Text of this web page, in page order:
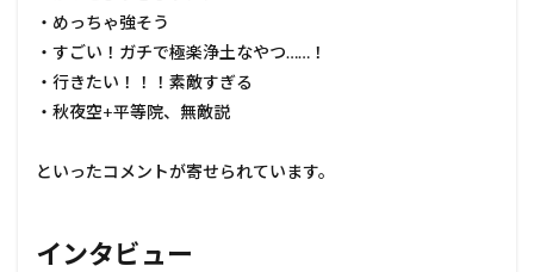
・めっちゃ強そう
・すごい！ガチで極楽浄土なやつ……！
・行きたい！！！素敵すぎる
・秋夜空+平等院、無敵説
といったコメントが寄せられています。
インタビュー